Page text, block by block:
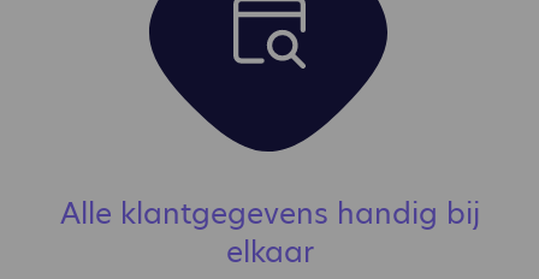
Alle klantgegevens handig bij
elkaar